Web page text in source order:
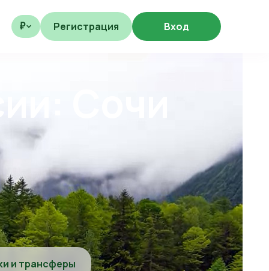
₽ Регистрация Вход
Сочи
и трансферы